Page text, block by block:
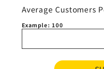
Average Customers
Example: 100